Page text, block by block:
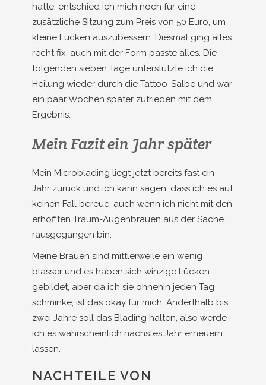
hatte, entschied ich mich noch für eine
zusätzliche Sitzung zum Preis von 50 Euro, um
kleine Lücken auszubessern. Diesmal ging alles
recht fix, auch mit der Form passte alles. Die
folgenden sieben Tage unterstützte ich die
Heilung wieder durch die Tattoo-Salbe und war
ein paar Wochen später zufrieden mit dem
Ergebnis.
Mein Fazit ein Jahr später
Mein Microblading liegt jetzt bereits fast ein
Jahr zurück und ich kann sagen, dass ich es auf
keinen Fall bereue, auch wenn ich nicht mit den
erhofften Traum-Augenbrauen aus der Sache
rausgegangen bin.
Meine Brauen sind mittlerweile ein wenig
blasser und es haben sich winzige Lücken
gebildet, aber da ich sie ohnehin jeden Tag
schminke, ist das okay für mich. Anderthalb bis
zwei Jahre soll das Blading halten, also werde
ich es wahrscheinlich nächstes Jahr erneuern
lassen.
NACHTEILE VON